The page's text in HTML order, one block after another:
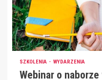
SZKOLENIA WYDARZENIA
Webinar o